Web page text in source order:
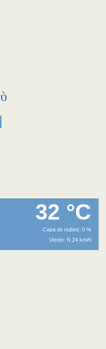
32 °C
Capa de nubes: 0 %
Viento: N 24 km/h